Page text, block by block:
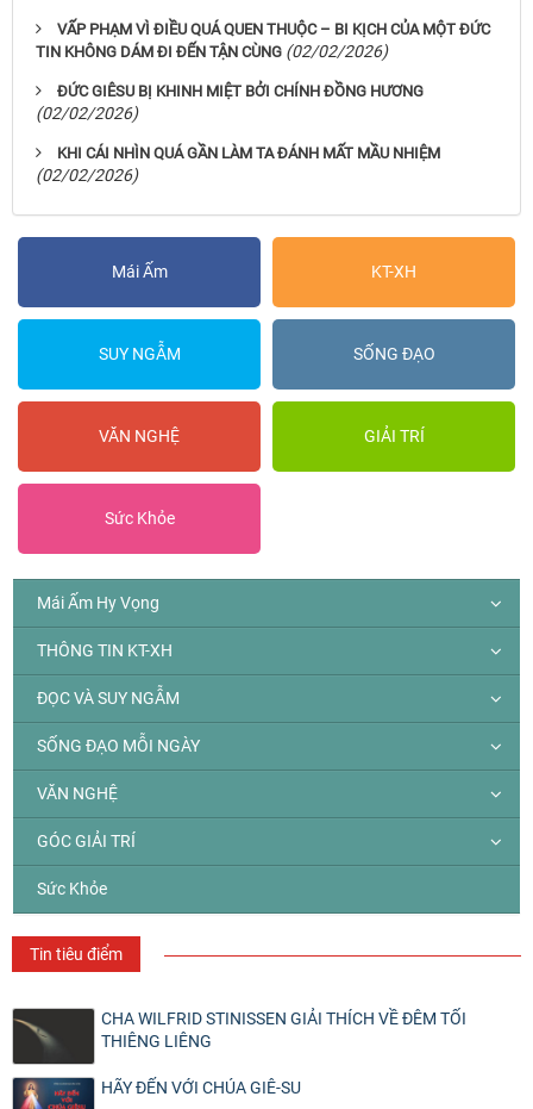
VẤP PHẠM VÌ ĐIỀU QUÁ QUEN THUỘC – BI KỊCH CỦA MỘT ĐỨC
TIN KHÔNG DÁM ĐI ĐẾN TẬN CÙNG (02/02/2026)
ĐỨC GIÊSU BỊ KHINH MIỆT BỞI CHÍNH ĐỒNG HƯƠNG
(02/02/2026)
KHI CÁI NHÌN QUÁ GẦN LÀM TA ĐÁNH MẤT MẦU NHIỆM
(02/02/2026)
Mái Ấm KT-XH
SUY NGẪM SỐNG ĐẠO
VĂN NGHỆ GIẢI TRÍ
Sức Khỏe
Mái Ấm Hy Vọng
THÔNG TIN KT-XH
ĐỌC VÀ SUY NGẪM
SỐNG ĐẠO MỖI NGÀY
VĂN NGHỆ
GÓC GIẢI TRÍ
Sức Khỏe
Tin tiêu điểm
CHA WILFRID STINISSEN GIẢI THÍCH VỀ ĐÊM TỐI
THIÊNG LIÊNG
HÃY ĐẾN VỚI CHÚA GIÊ-SU